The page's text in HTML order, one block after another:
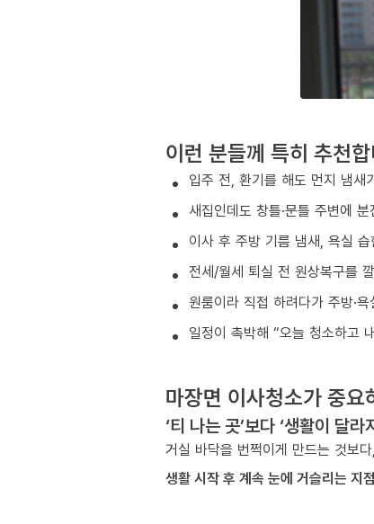
이런 분들께 특히 추천
입주 전, 환기를 해도 먼지 냄새
새집인데도 창틀·문틀 주변에
이사 후 주방 기름 냄새, 욕실
전세/월세 퇴실 전 원상복구를
원룸이라 직접 하려다가 주방·
일정이 촉박해 “오늘 청소하고
마장면 이사청소가 중
‘티 나는 곳’보다 ‘생활이 달
거실 바닥을 번쩍이게 만드는 것보
생활 시작 후 계속 눈에 거슬리는 지점